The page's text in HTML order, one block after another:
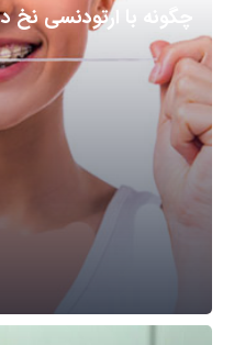
چگونه با ارتودنسی نخ